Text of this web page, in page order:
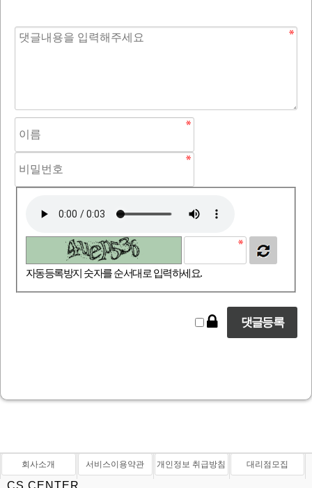
자동등록방지 숫자를 순서대로 입력하세요.
회사소개 서비스이용약관 개인정보 취급방침 대리점모집
CS CENTER